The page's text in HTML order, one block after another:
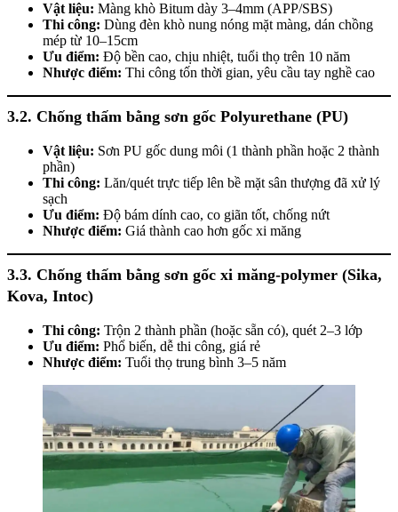
Vật liệu: Màng khò Bitum dày 3–4mm (APP/SBS)
Thi công: Dùng đèn khò nung nóng mặt màng, dán chồng
mép từ 10–15cm
Ưu điểm: Độ bền cao, chịu nhiệt, tuổi thọ trên 10 năm
Nhược điểm: Thi công tốn thời gian, yêu cầu tay nghề cao
3.2. Chống thấm bằng sơn gốc Polyurethane (PU)
Vật liệu: Sơn PU gốc dung môi (1 thành phần hoặc 2 thành
phần)
Thi công: Lăn/quét trực tiếp lên bề mặt sân thượng đã xử lý
sạch
Ưu điểm: Độ bám dính cao, co giãn tốt, chống nứt
Nhược điểm: Giá thành cao hơn gốc xi măng
3.3. Chống thấm bằng sơn gốc xi măng-polymer (Sika,
Kova, Intoc)
Thi công: Trộn 2 thành phần (hoặc sẵn có), quét 2–3 lớp
Ưu điểm: Phổ biến, dễ thi công, giá rẻ
Nhược điểm: Tuổi thọ trung bình 3–5 năm